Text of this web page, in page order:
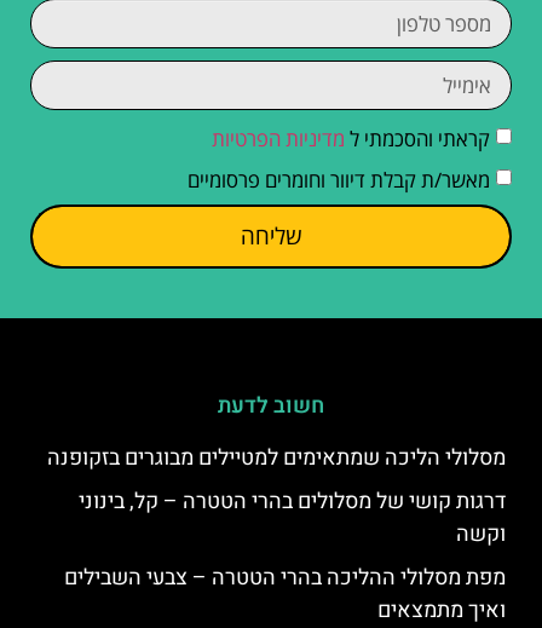
קראתי והסכמתי ל מדיניות הפרטיות
מאשר/ת קבלת דיוור וחומרים פרסומיים
שליחה
חשוב לדעת
מסלולי הליכה שמתאימים למטיילים מבוגרים בזקופנה
דרגות קושי של מסלולים בהרי הטטרה – קל, בינוני
וקשה
מפת מסלולי ההליכה בהרי הטטרה – צבעי השבילים
ואיך מתמצאים